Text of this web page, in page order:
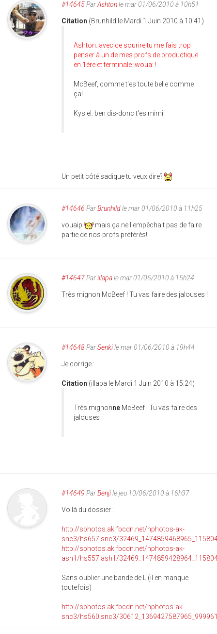
#14645ParAshtonle mar 01/06/2010 à 10h51
Citation (Brunhild le Mardi 1 Juin 2010 à 10:41)
Ashton: avec ce sourire tu me fais trop
penser à un de mes profs de productique
en 1ère et terminale :woua: !
McBeef, comme t'es toute belle comme
ça!
Kysiel: ben dis-donc t'es mimi!
Un petit côté sadique tu veux dire?
#14646 ParBrunhildle mar 01/06/2010 à 11h25
vouaip
mais ça ne l'empêchait pas de faire
partie de nos profs préférés!
#14647Parillapale mar 01/06/2010 à 15h24
Très mignon McBeef ! Tu vas faire des jalouses !
#14648ParSenkile mar 01/06/2010 à 19h44
Je corrige :
Citation (illapa le Mardi 1 Juin 2010 à 15:24)
Très mignonne McBeef ! Tu vas faire des
jalouses !
#14649 ParBenjile jeu 10/06/2010 à 16h37
Voilà du dossier :
http://sphotos.ak.fbcdn.net/hphotos-ak-
snc3/hs657.snc3/
http://sphotos.ak.fbcdn.net/hphotos-ak-
ash1/hs557.ash1/
Sans oublier une bande de L (il en manque
toutefois)
http://sphotos.ak.fbcdn.net/hphotos-ak-
snc3/hs560.snc3/